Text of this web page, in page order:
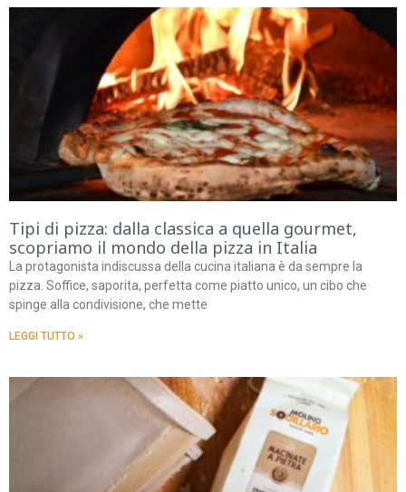
Tipi di pizza: dalla classica a quella gourmet,
scopriamo il mondo della pizza in Italia
La protagonista indiscussa della cucina italiana è da sempre la
pizza. Soffice, saporita, perfetta come piatto unico, un cibo che
spinge alla condivisione, che mette
LEGGI TUTTO »